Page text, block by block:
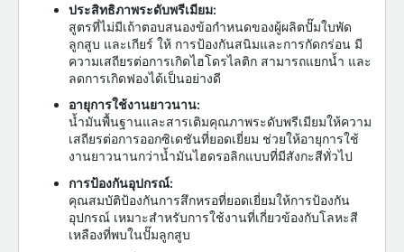
ประสิทธิภาพระดับพรีเมียม:
สูตรที่ไม่มีเถ้าตอบสนองข้อกำหนดของผู้ผลิตปั๊มใบพัด
ลูกสูบ และเกียร์ ให้ การป้องกันสนิมและการกัดกร่อน มี
ความเสถียรต่อการเกิดไฮโดรไลติก สามารถแยกน้ำ และ
ลดการเกิดฟองได้เป็นอย่างดี
อายุการใช้งานยาวนาน:
น้ำมันพื้นฐานและสารเติมคุณภาพระดับพรีเมียมให้ความ
เสถียรต่อการออกซิเดชันที่ยอดเยี่ยม ช่วยให้อายุการใช้
งานยาวนานกว่าน้ำมันไฮดรอลิกแบบที่มีสังกะสีทั่วไป
การป้องกันอุปกรณ์:
คุณสมบัติป้องกันการสึกหรอที่ยอดเยี่ยมให้การป้องกัน
อุปกรณ์ เหมาะสำหรับการใช้งานที่เกี่ยวข้องกับโลหะสี
เหลืองที่พบในปั๊มลูกสูบ